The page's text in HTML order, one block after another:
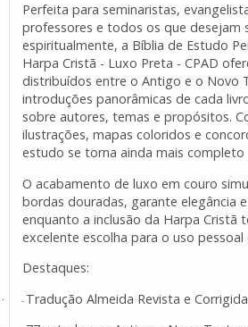
Perfeita para seminaristas,
professores e todos os que desejam
espiritualmente, a Bíblia de Estudo
Harpa Cristã - Luxo Preta - CPAD
distribuídos entre o Antigo e o Novo
introduções panorâmicas de cada
sobre autores, temas e propósitos.
ilustrações, mapas coloridos e
estudo se torna ainda mais completo
O acabamento de luxo em couro
bordas douradas, garante elegância
enquanto a inclusão da Harpa Cristã
excelente escolha para o uso pessoal
Destaques:
· - Tradução Almeida Revista e Corrigida